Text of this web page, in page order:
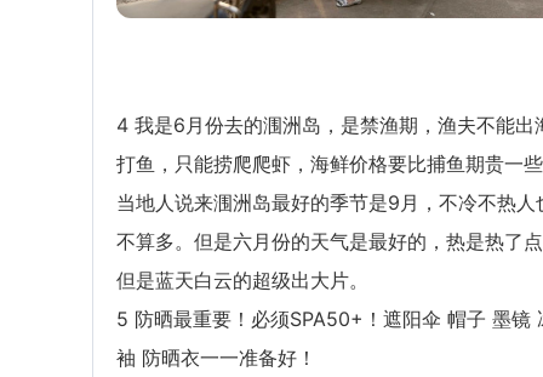
4 我是6月份去的涠洲岛，是禁渔期，渔夫不能出
打鱼，只能捞爬爬虾，海鲜价格要比捕鱼期贵一
当地人说来涠洲岛最好的季节是9月，不冷不热人
不算多。但是六月份的天气是最好的，热是热了
但是蓝天白云的超级出大片。
5 防晒最重要！必须SPA50+！遮阳伞 帽子 墨镜
袖 防晒衣一一准备好！